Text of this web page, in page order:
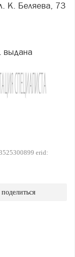
К. Беляева, 73
выдана
erid:
поделиться